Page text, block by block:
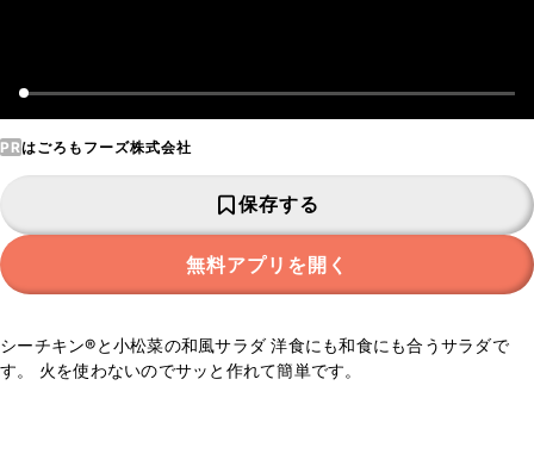
PRはごろもフーズ株式会社
保存する
無料アプリを開く
シーチキン®と小松菜の和風サラダ 洋食にも和食にも合うサラダで
す。 火を使わないのでサッと作れて簡単です。